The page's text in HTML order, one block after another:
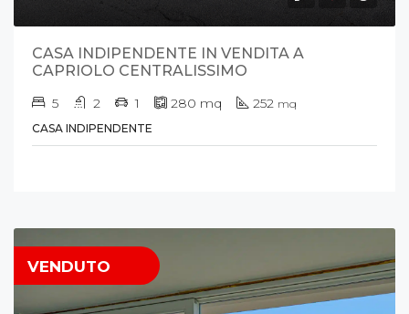
CASA INDIPENDENTE IN VENDITA A
CAPRIOLO CENTRALISSIMO
5 2 1 280 mq 252 mq
CASA INDIPENDENTE
VENDUTO